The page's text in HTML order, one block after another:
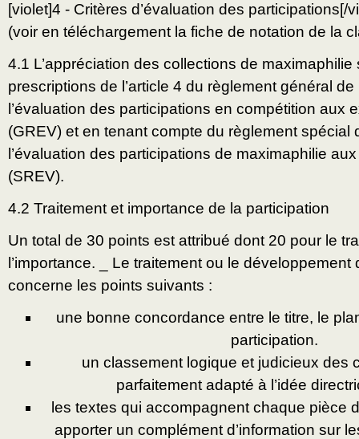
[violet]4 - Critères d’évaluation des participations[/
(voir en téléchargement la fiche de notation de la
4.1 L’appréciation des collections de
prescriptions de l’article 4 du règlement général de
l’évaluation des participations en compétition aux
(GREV) et en tenant compte du règlement spécial
l’évaluation des participations de maximaphilie
(SREV).
4.2 Traitement et importance de la participation
Un total de 30 points est attribué dont 20 pour le
l’importance. _ Le traitement ou le développement
concerne les points suivants :
une bonne concordance entre le titre, le
participation.
un classement logique et judicieux des
parfaitement adapté à l’idée
les textes qui accompagnent chaque pièce
apporter un complément d’information sur